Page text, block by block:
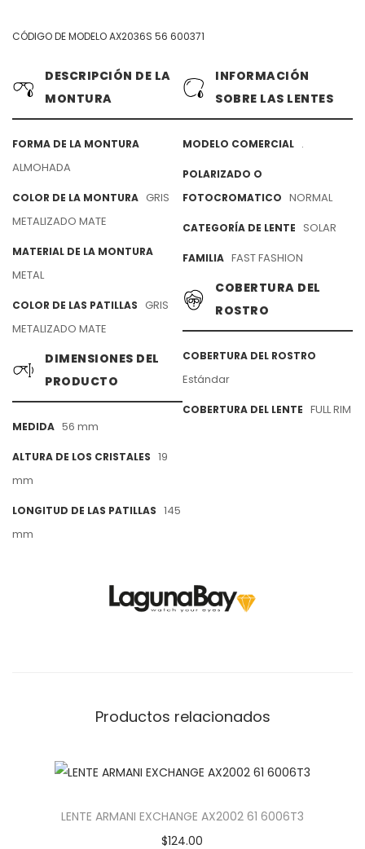
CÓDIGO DE MODELO AX2036S 56 600371
DESCRIPCIÓN DE LA
MONTURA
FORMA DE LA MONTURA
ALMOHADA
COLOR DE LA MONTURA GRIS
METALIZADO MATE
MATERIAL DE LA MONTURA
METAL
COLOR DE LAS PATILLAS GRIS
METALIZADO MATE
DIMENSIONES DEL
PRODUCTO
MEDIDA 56 mm
ALTURA DE LOS CRISTALES 19
mm
LONGITUD DE LAS PATILLAS 145
mm
INFORMACIÓN
SOBRE LAS LENTES
MODELO COMERCIAL .
POLARIZADO O
FOTOCROMATICO NORMAL
CATEGORÍA DE LENTE SOLAR
FAMILIA FAST FASHION
COBERTURA DEL
ROSTRO
COBERTURA DEL ROSTRO
Estándar
COBERTURA DEL LENTE FULL RIM
Productos relacionados
LENTE ARMANI EXCHANGE AX2002 61 6006T3
$124.00